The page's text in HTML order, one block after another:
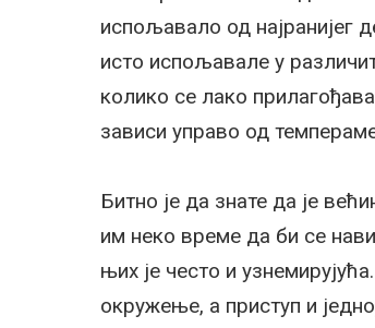
испољавало од најранијег
исто испољавале у
колико се лако
зависи управо од
Битно је да знате да је
им неко време да би се
њих је често и
окружење, а приступ и